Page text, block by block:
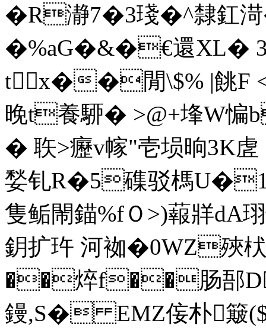
�R瀞7�3琖�^隸釭渮
�%aG�&�€還XL�
t x��閒\$% |餆
晚t養駵� >@+埄 W
� 聅>癧v幏"壱埙晌3K
媝钆R�5磼驳榪
隻鲘閙錨%fＯ>)蕔牂
鈅扩玝 河袽�0WZ殎
��焠f��肠郚
鏝,S� EMZ侫朴簸($